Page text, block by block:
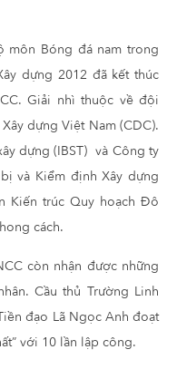
môn Bóng đá nam trong
dựng 2012 đã kết thúc
Giải nhì thuộc về đội
dựng Việt Nam (CDC).
dựng (IBST) và Công ty
và Kiểm định Xây dựng
Kiến trúc Quy hoạch Đô
cách.
còn nhận được những
Cầu thủ Trường Linh
đạo Lã Ngọc Anh đoạt
với 10 lần lập công.